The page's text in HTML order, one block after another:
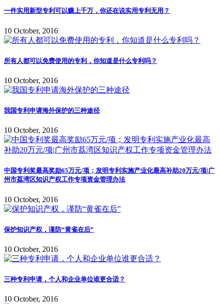
一件实用新型专利可以赚上千万，你还在说实用专利无用？
10 October, 2016
所有人都可以免费使用的专利，你知道是什么专利吗？
10 October, 2016
我国专利申请海外保护的三种途径
10 October, 2016
中国专利奖最高奖励65万元/项；发明专利实施产业化最高补助20万元/项|广
州市荔湾区知识产权工作专项资金管理办法
10 October, 2016
保护知识产权，谨防“黄雀在后”
10 October, 2016
三种专利申请，个人和企业单位谁更合适？
10 October, 2016